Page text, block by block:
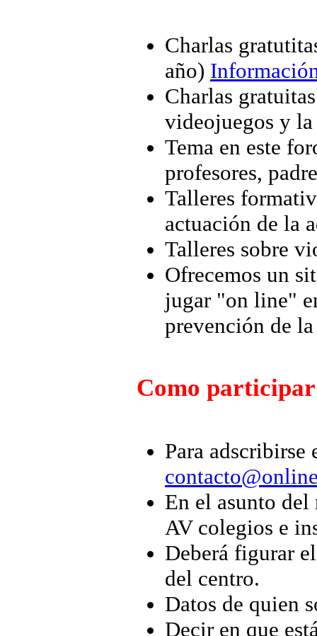
Charlas
año)
Charlas
videojuegos y
Tema en este
profesores,
Talleres
actuación de la
Talleres sobre
Ofrecemos un
jugar "on line"
prevención de
Como
Para adscribirse
En el asunto del
AV colegios e
Deberá figurar
del centro.
Datos de quien
Decir en que